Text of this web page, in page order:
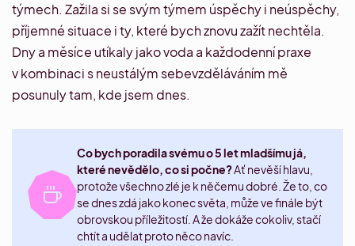
týmech. Zažila si se svým týmem úspěchy i neúspěchy,
příjemné situace i ty, které bych znovu zažít nechtěla.
Dny a měsíce utíkaly jako voda a každodenní praxe
v kombinaci s neustálým sebevzděláváním mě
posunuly tam, kde jsem dnes.
Co bych poradila svému o 5 let mladšímu já,
které nevědělo, co si počne?Ať nevěší hlavu,
protože všechno zlé je k něčemu dobré. Že to, co
se dnes zdá jako konec světa, může ve finále být
obrovskou příležitostí. A že dokáže cokoliv, stačí
chtít a udělat proto něco navíc.